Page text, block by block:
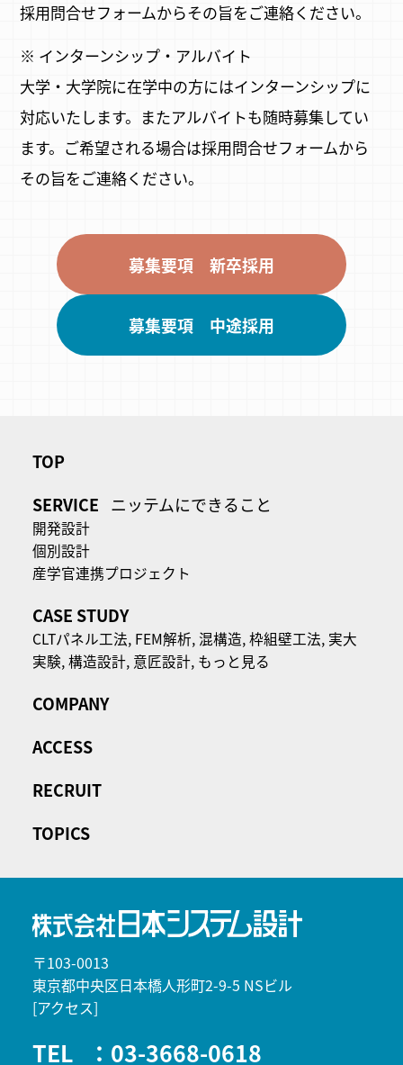
採用問合せフォームからその旨をご連絡ください。
※ インターンシップ・アルバイト
大学・大学院に在学中の方にはインターンシップに
対応いたします。またアルバイトも随時募集してい
ます。ご希望される場合は採用問合せフォームから
その旨をご連絡ください。
募集要項 新卒採用
募集要項 中途採用
〒103-0013
東京都中央区日本橋人形町2-9-5 NSビル
[アクセス]
TEL ：03-3668-0618
TOP
SERVICE ニッテムにできること
開発設計
個別設計
産学官連携プロジェクト
CASE STUDY
CLTパネル⼯法, FEM解析,混構造,枠組壁工法, 実大
実験,構造設計, 意匠設計, もっと見る
COMPANY
ACCESS
RECRUIT
TOPICS